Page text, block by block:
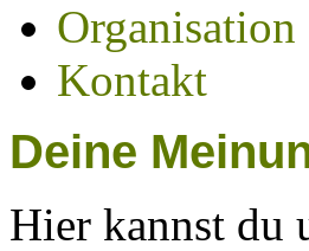
Organisation
Kontakt
Deine
Hier kannst du